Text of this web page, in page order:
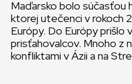
Maďarsko bolo súčasťou
ktorej utečenci v rokoch
Európy. Do Európy prišlo
prisťahovalcov. Mnoho z
konfliktami v Ázii a na